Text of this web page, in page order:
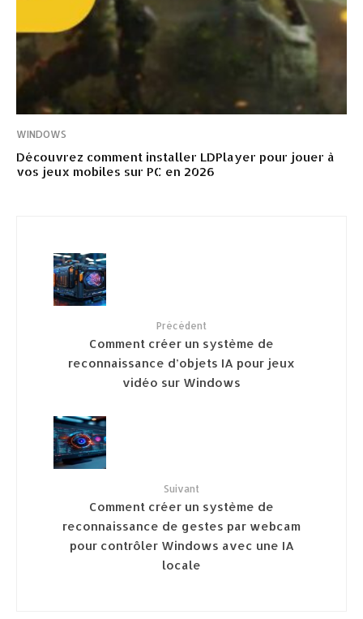
WINDOWS
Découvrez comment installer LDPlayer pour jouer à
vos jeux mobiles sur PC en 2026
Précédent
Comment créer un système de
reconnaissance d’objets IA pour jeux
vidéo sur Windows
Suivant
Comment créer un système de
reconnaissance de gestes par webcam
pour contrôler Windows avec une IA
locale